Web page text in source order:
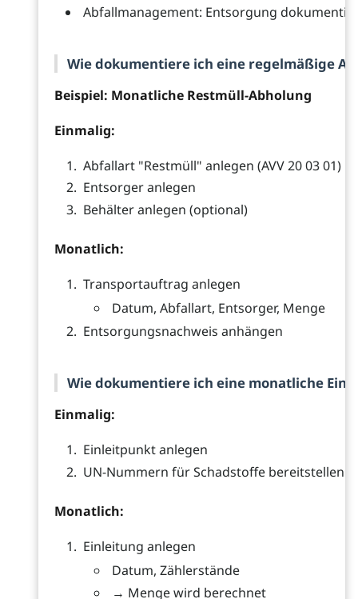
Abfallmanagement: Entsorgung
Wie dokumentiere ich eine regelmäßige
Beispiel: Monatliche Restmüll-Abholung
Einmalig:
Abfallart "Restmüll" anlegen (AVV 20 03 01)
Entsorger anlegen
Behälter anlegen (optional)
Monatlich:
Transportauftrag anlegen
Datum, Abfallart, Entsorger, Menge
Entsorgungsnachweis anhängen
Wie dokumentiere ich eine monatliche
Einmalig:
Einleitpunkt anlegen
UN-Nummern für Schadstoffe bereitstellen
Monatlich:
Einleitung anlegen
Datum, Zählerstände
→ Menge wird berechnet